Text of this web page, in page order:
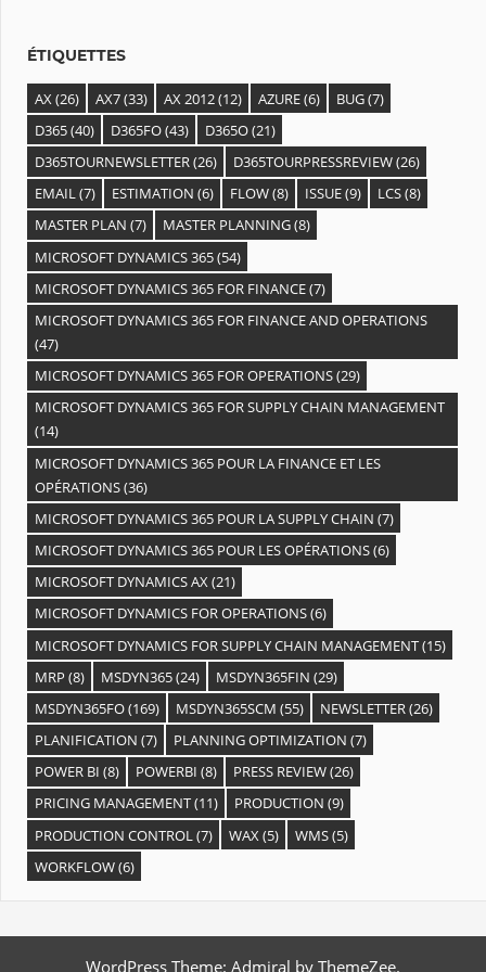
ÉTIQUETTES
AX(26) AX7(33) AX 2012(12) AZURE(6) BUG(7)
D365(40) D365FO(43) D365O(21)
D365TOURNEWSLETTER(26) D365TOURPRESSREVIEW(26)
EMAIL(7) ESTIMATION (6) FLOW(8) ISSUE(9) LCS(8)
MASTER PLAN (7) MASTER PLANNING(8)
MICROSOFT DYNAMICS 365(54)
MICROSOFT DYNAMICS 365 FOR FINANCE(7)
MICROSOFT DYNAMICS 365 FOR FINANCE AND OPERATIONS
(47)
MICROSOFT DYNAMICS 365 FOR OPERATIONS(29)
MICROSOFT DYNAMICS 365 FOR SUPPLY CHAIN MANAGEMENT
(14)
MICROSOFT DYNAMICS 365 POUR LA FINANCE ET LES
OPÉRATIONS(36)
MICROSOFT DYNAMICS 365 POUR LA SUPPLY CHAIN (7)
MICROSOFT DYNAMICS 365 POUR LES OPÉRATIONS(6)
MICROSOFT DYNAMICS AX(21)
MICROSOFT DYNAMICS FOR OPERATIONS(6)
MICROSOFT DYNAMICS FOR SUPPLY CHAIN MANAGEMENT(15)
MRP (8) MSDYN365(24) MSDYN365FIN (29)
MSDYN365FO(169) MSDYN365SCM (55) NEWSLETTER(26)
PLANIFICATION (7) PLANNING OPTIMIZATION (7)
POWER BI (8) POWERBI (8) PRESS REVIEW(26)
PRICING MANAGEMENT(11) PRODUCTION (9)
PRODUCTION CONTROL(7) WAX(5) WMS(5)
WORKFLOW(6)
WordPress Theme: Admiral by ThemeZee.